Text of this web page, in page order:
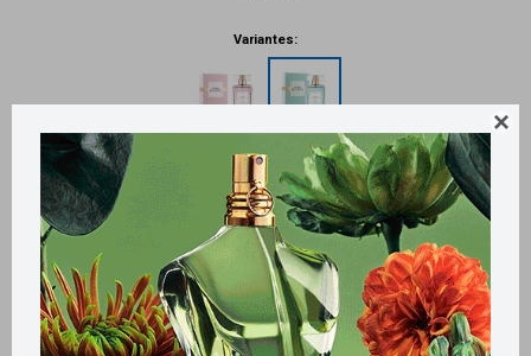

Variantes:
Métodos y costos de envío
Retiros gratuitos en tiendas
CARACTERÍSTICAS
Tamaño Mediano